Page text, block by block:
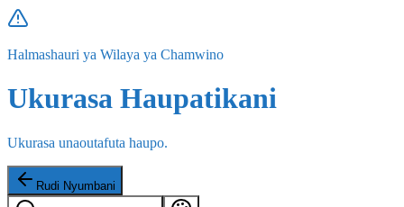
Halmashauri ya Wilaya ya Chamwino
Ukurasa Haupatikani
Ukurasa unaoutafuta haupo.
Rudi Nyumbani